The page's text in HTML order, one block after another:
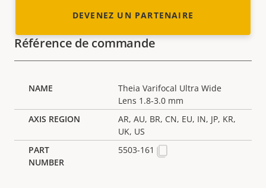
DEVENEZ UN PARTENAIRE
Référence de commande
Theia Varifocal Ultra Wide
Lens 1.8-3.0 mm
AR, AU, BR, CN, EU, IN, JP, KR,
UK, US
5503-161